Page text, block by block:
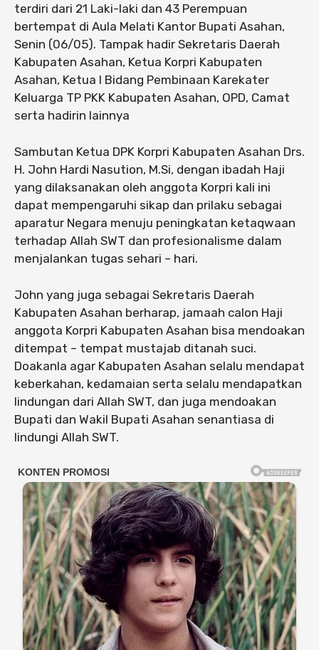
terdiri dari 21 Laki-laki dan 43 Perempuan
bertempat di Aula Melati Kantor Bupati Asahan,
Senin (06/05). Tampak hadir Sekretaris Daerah
Kabupaten Asahan, Ketua Korpri Kabupaten
Asahan, Ketua I Bidang Pembinaan Karekater
Keluarga TP PKK Kabupaten Asahan, OPD, Camat
serta hadirin lainnya
Sambutan Ketua DPK Korpri Kabupaten Asahan Drs.
H. John Hardi Nasution, M.Si, dengan ibadah Haji
yang dilaksanakan oleh anggota Korpri kali ini
dapat mempengaruhi sikap dan prilaku sebagai
aparatur Negara menuju peningkatan ketaqwaan
terhadap Allah SWT dan profesionalisme dalam
menjalankan tugas sehari – hari.
John yang juga sebagai Sekretaris Daerah
Kabupaten Asahan berharap, jamaah calon Haji
anggota Korpri Kabupaten Asahan bisa mendoakan
ditempat – tempat mustajab ditanah suci.
Doakanla agar Kabupaten Asahan selalu mendapat
keberkahan, kedamaian serta selalu mendapatkan
lindungan dari Allah SWT, dan juga mendoakan
Bupati dan Wakil Bupati Asahan senantiasa di
lindungi Allah SWT.